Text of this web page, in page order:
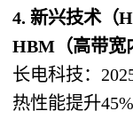
4. 新兴技术（
HBM（高带宽
长电科技：
热性能提升45%